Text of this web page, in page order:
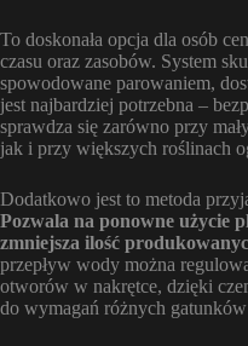
To doskonała opcja dla osób
czasu oraz zasobów. System
spowodowane parowaniem,
jest najbardziej potrzebna –
sprawdza się zarówno przy
jak i przy większych roślinach
Dodatkowo jest to metoda
Pozwala na ponowne użycie
zmniejsza ilość
przepływ wody można
otworów w nakrętce, dzięki
do wymagań różnych